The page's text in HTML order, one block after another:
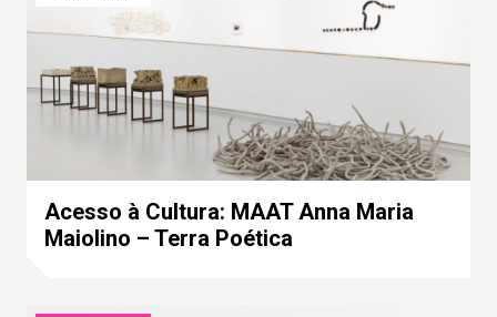
Acesso à Cultura: MAAT Anna Maria
Maiolino – Terra Poética